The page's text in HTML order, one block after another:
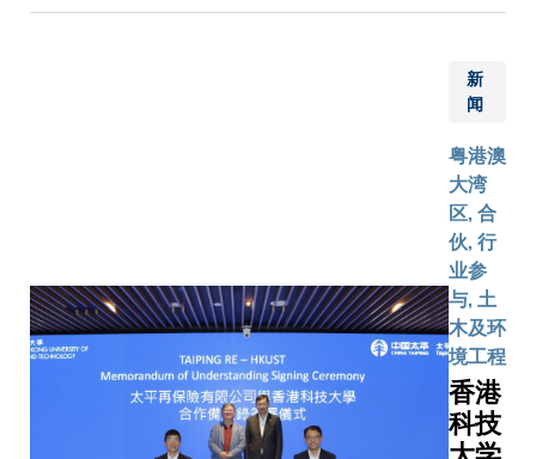
港凭藉
国、联通
世界』的
势，结合
雄厚的科
研实力，
正积极融
入国家航
天发展大
局。科大
通过参与
国家『嫦
娥八号』
探月任
係，对
预测土
壤崩塌
或流体
渗漏等
状况至
关重
要。然
而，现
存模型
在捕捉
这些相
互作
是在减
缓还是
加剧全
球暖
化，一
直以来
都是个
未解之
谜。最
近，香
港科技
大学
（科
新
闻
粤港澳
大湾
区, 合
伙, 行
业参
与, 土
木及环
境工程
香港
科技